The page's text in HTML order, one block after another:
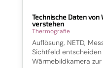
Technische Daten
verstehen
Thermografie
Auflösung, NETD,
Sichtfeld
Wärmebildkamera